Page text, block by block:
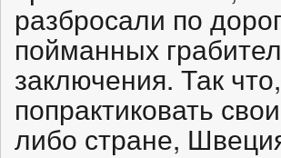
разбросали по
пойманных
заключения. Так
попрактиковать
либо стране,